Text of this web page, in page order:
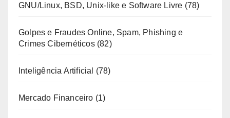
GNU/Linux, BSD, Unix-like e Software Livre (78)
Golpes e Fraudes Online, Spam, Phishing e
Crimes Cibernéticos(82)
Inteligência Artificial (78)
Mercado Financeiro (1)